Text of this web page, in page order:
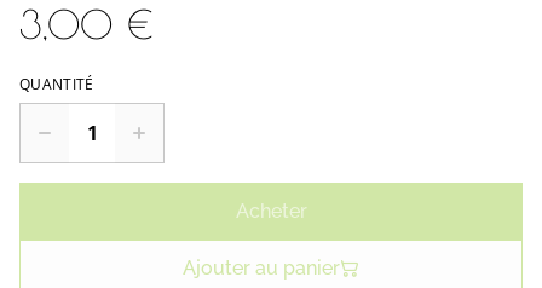
3,00 €
QUANTITÉ
Acheter
Ajouter au panier